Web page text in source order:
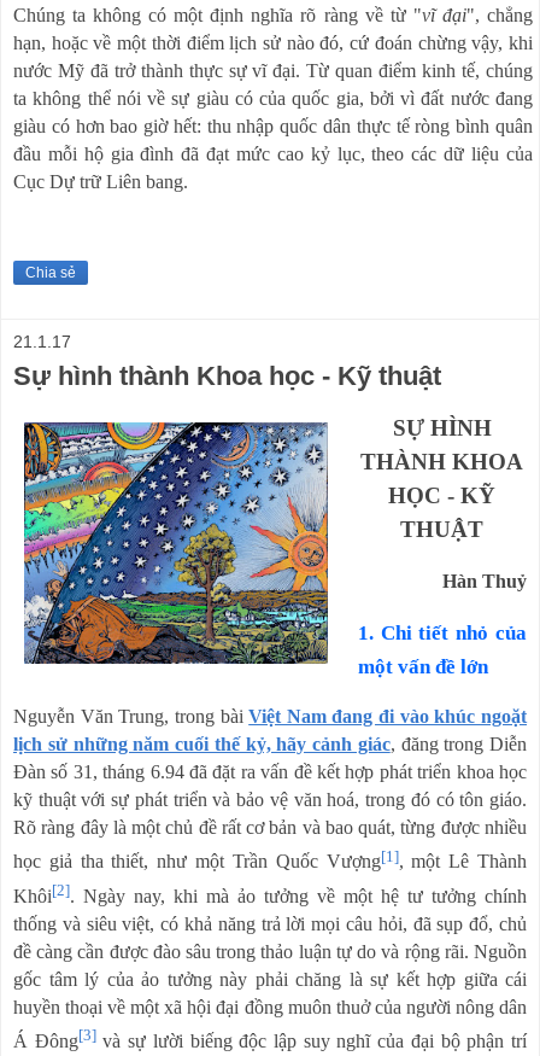
Chúng ta không có một định nghĩa rõ ràng về từ "vĩ đại", chẳng
hạn, hoặc về một thời điểm lịch sử nào đó, cứ đoán chừng vậy, khi
nước Mỹ đã trở thành thực sự vĩ đại. Từ quan điểm kinh tế, chúng
ta không thể nói về sự giàu có của quốc gia, bởi vì đất nước đang
giàu có hơn bao giờ hết: thu nhập quốc dân thực tế ròng bình quân
đầu mỗi hộ gia đình đã đạt mức cao kỷ lục, theo các dữ liệu của
Cục Dự trữ Liên bang.
Chia sẻ
21.1.17
Sự hình thành Khoa học - Kỹ thuật
SỰ HÌNH
THÀNH KHOA
HỌC - KỸ
THUẬT
Hàn Thuỷ
1. Chi tiết nhỏ của
một vấn đề lớn
Nguyễn Văn Trung, trong bàiViệt Nam đang đi vào khúc ngoặt
lịch sử những năm cuối thế kỷ, hãy cảnh giác, đăng trong Diễn
Đàn số 31, tháng 6.94 đã đặt ra vấn đề kết hợp phát triển khoa học
kỹ thuật với sự phát triển và bảo vệ văn hoá, trong đó có tôn giáo.
Rõ ràng đây là một chủ đề rất cơ bản và bao quát, từng được nhiều
học giả tha thiết, như một Trần Quốc Vượng[1], một Lê Thành
Khôi[2]. Ngày nay, khi mà ảo tưởng về một hệ tư tưởng chính
thống và siêu việt, có khả năng trả lời mọi câu hỏi, đã sụp đổ, chủ
đề càng cần được đào sâu trong thảo luận tự do và rộng rãi. Nguồn
gốc tâm lý của ảo tưởng này phải chăng là sự kết hợp giữa cái
huyền thoại về một xã hội đại đồng muôn thuở của người nông dân
Á Đông[3]và sự lười biếng độc lập suy nghĩ của đại bộ phận trí